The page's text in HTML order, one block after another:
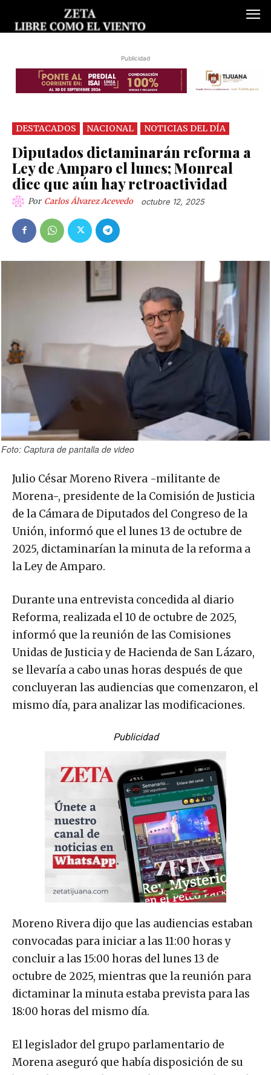
Publicidad
DESTACADOS NACIONAL NOTICIAS DEL DÍA
Diputados dictaminarán reforma a
Ley de Amparo el lunes; Monreal
dice que aún hay retroactividad
Por Carlos Álvarez Acevedo octubre 12, 2025
Foto: Captura de pantalla de video
Julio César Moreno Rivera -militante de
Morena-, presidente de la Comisión de Justicia
de la Cámara de Diputados del Congreso de la
Unión, informó que el lunes 13 de octubre de
2025, dictaminarían la minuta de la reforma a
la Ley de Amparo.
Durante una entrevista concedida al diario
Reforma, realizada el 10 de octubre de 2025,
informó que la reunión de las Comisiones
Unidas de Justicia y de Hacienda de San Lázaro,
se llevaría a cabo unas horas después de que
concluyeran las audiencias que comenzaron, el
mismo día, para analizar las modificaciones.
Publicidad
Moreno Rivera dijo que las audiencias estaban
convocadas para iniciar a las 11:00 horas y
concluir a las 15:00 horas del lunes 13 de
octubre de 2025, mientras que la reunión para
dictaminar la minuta estaba prevista para las
18:00 horas del mismo día.
El legislador del grupo parlamentario de
Morena aseguró que había disposición de su